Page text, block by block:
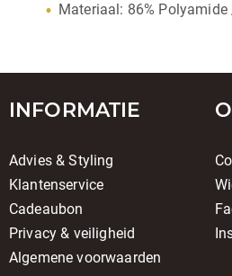
Materiaal: 86%
INFORMATIE
Advies & Styling
Klantenservice
Cadeaubon
Privacy & veiligheid
Algemene voorwaarden